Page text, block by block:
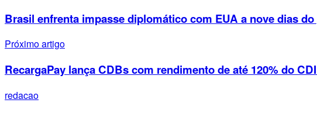
Brasil enfrenta impasse diplomático com EUA a nove dias
Próximo artigo
RecargaPay lança CDBs com rendimento de até 120% do
redacao